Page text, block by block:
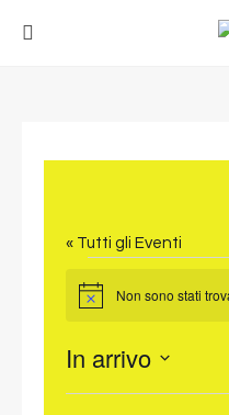
« Tutti gli Eventi
EVENTI
Notice Non sono stati
In arrivo